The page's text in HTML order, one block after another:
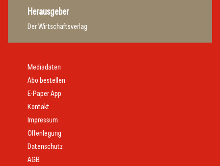
Herausgeber
Der Wirtschaftsverlag
Mediadaten
Abo bestellen
E-Paper App
Kontakt
Impressum
Offenlegung
Datenschutz
AGB